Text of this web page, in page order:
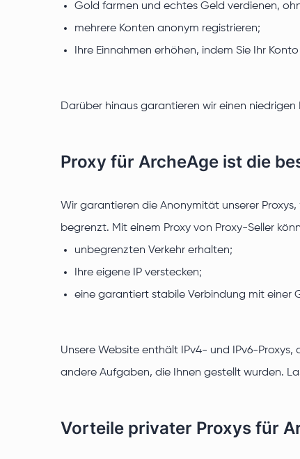
Gold farmen und echtes Geld verdienen,
mehrere Konten anonym registrieren;
Ihre Einnahmen erhöhen, indem Sie Ihr
Darüber hinaus garantieren wir einen
Proxy für ArcheAge ist die
Wir garantieren die Anonymität unserer
begrenzt. Mit einem Proxy von Proxy-Seller
unbegrenzten Verkehr erhalten;
Ihre eigene IP verstecken;
eine garantiert stabile Verbindung mit einer
Unsere Website enthält IPv4- und IPv6-Proxys,
andere Aufgaben, die Ihnen gestellt wurden.
Vorteile privater Proxys für